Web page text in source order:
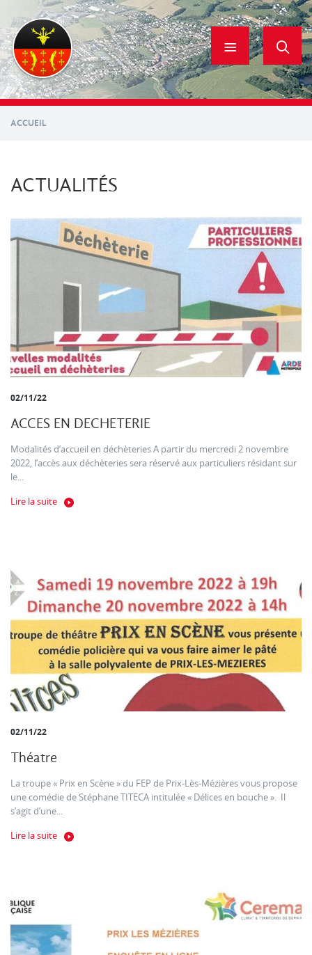
contenu
principal
ACCUEIL
ACTUALITÉS
02/11/22
ACCES EN DECHETERIE
Modalités d’accueil en déchèteries A partir du mercredi 2 novembre
2022, l’accès aux déchèteries sera réservé aux particuliers résidant sur
le...
Lire la suite
02/11/22
Théatre
La troupe « Prix en Scène » du FEP de Prix-Lès-Mézières vous propose
une comédie de Stéphane TITECA intitulée « Délices en bouche ». Il
s’agit d’une...
Lire la suite